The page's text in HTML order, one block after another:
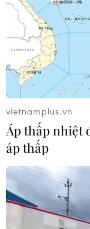
vietnamplus.vn
Áp thấp nhiệt
áp thấp